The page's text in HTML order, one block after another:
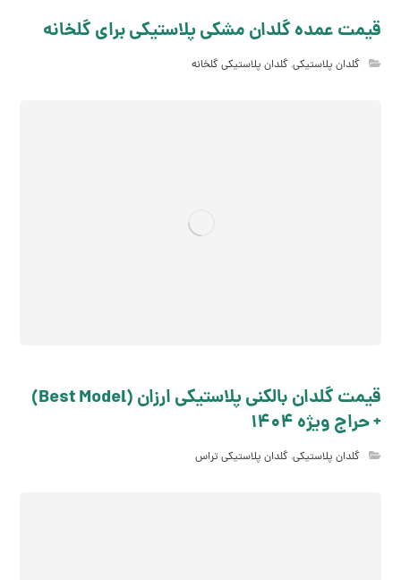
قیمت عمده گلدان مشکی پلاستیکی برای گلخانه
گلدان پلاستیکی,گلدان پلاستیکی گلخانه
قیمت گلدان بالکنی پلاستیکی ارزان (Best Model)
+ حراج ویژه 1404
گلدان پلاستیکی,گلدان پلاستیکی تراس